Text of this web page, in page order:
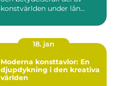
konstvärlden under lån...
18. jan
Moderna konsttavlor: En
djupdykning i den kreativa
världen